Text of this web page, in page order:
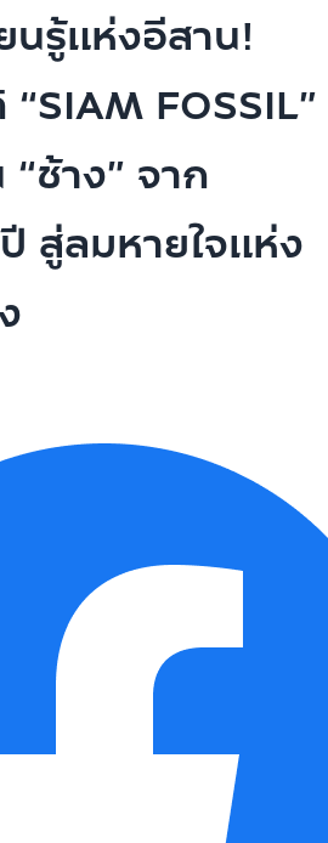
นรู้แห่งอีสาน!
FOSSIL”
ช้าง” จาก
สู่ลมหายใจแห่ง